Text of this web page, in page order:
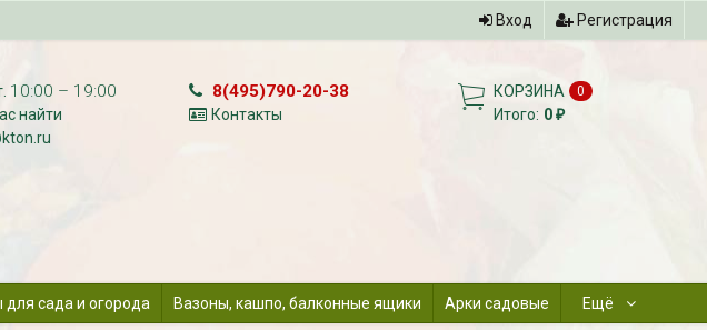
Вход Регистрация
10:00 – 19:00
найти
8(495)790-20-38
Контакты
КОРЗИНА 0
Итого: 0₽
для сада и огорода Вазоны, кашпо, балконные ящики Арки садовые Ещё